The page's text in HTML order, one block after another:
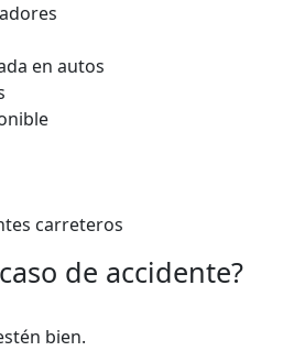
en autos
carreteros
de accidente?
bien.